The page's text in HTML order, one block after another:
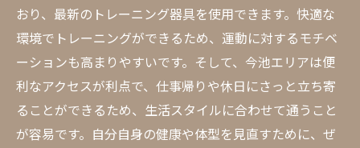
おり、最新のトレーニング器具を使用できます。快適な
環境でトレーニングができるため、運動に対するモチベ
ーションも高まりやすいです。そして、今池エリアは便
利なアクセスが利点で、仕事帰りや休日にさっと立ち寄
ることができるため、生活スタイルに合わせて通うこと
が容易です。自分自身の健康や体型を見直すために、ぜ